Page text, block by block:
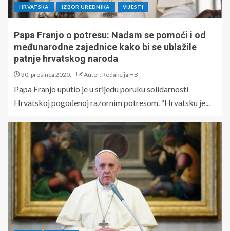
HRVATSKA IZBOR UREDNIKA VIJESTI
Papa Franjo o potresu: Nadam se pomoći i od
međunarodne zajednice kako bi se ublažile
patnje hrvatskog naroda
30. prosinca 2020. Autor: Redakcija HB
Papa Franjo uputio je u srijedu poruku solidarnosti
Hrvatskoj pogođenoj razornim potresom. “Hrvatsku je...